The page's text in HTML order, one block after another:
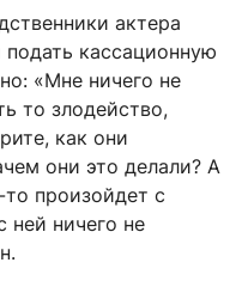
актера
кассационную
«Мне ничего не
то злодейство,
как они
они это делали? А
произойдет с
ничего не